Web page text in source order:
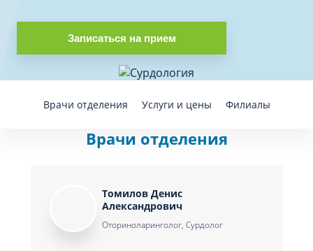
Записаться на прием
Врачи отделения Услуги и цены Филиалы
Врачи отделения
Томилов Денис
Александрович
Оториноларинголог, Сурдолог